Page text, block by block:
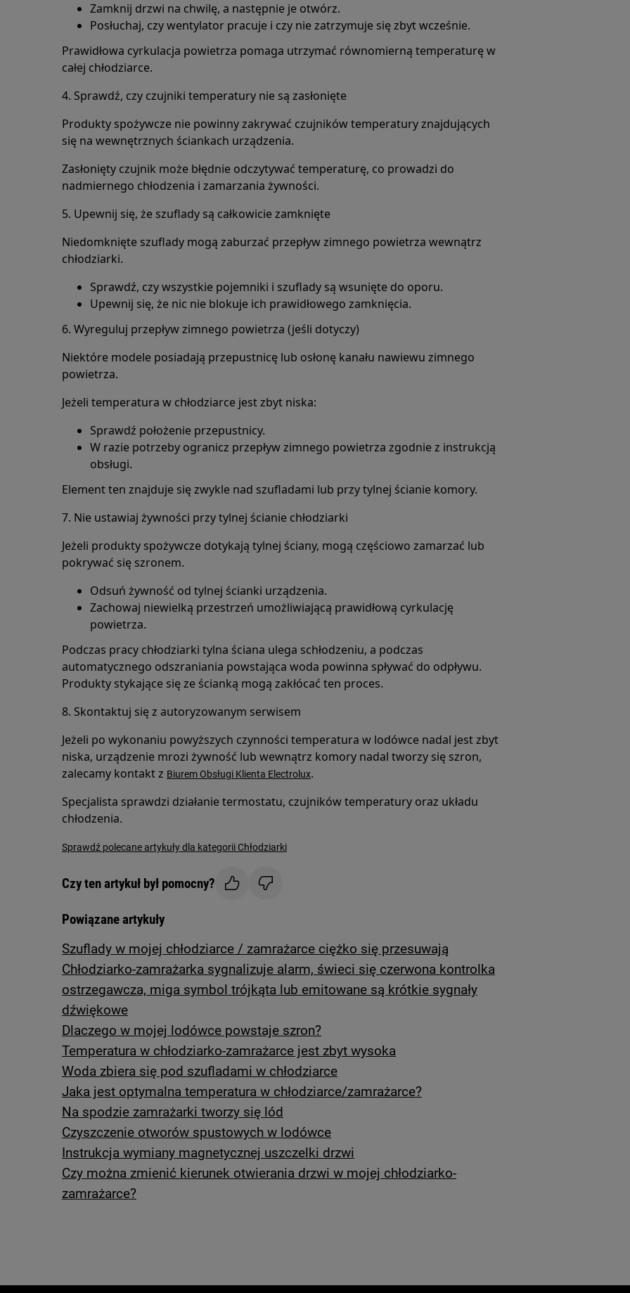
Zamknij drzwi na chwilę, a następnie je otwórz.
Posłuchaj, czy wentylator pracuje i czy nie zatrzymuje się zbyt wcześnie.
Prawidłowa cyrkulacja powietrza pomaga utrzymać równomierną temperaturę w
całej chłodziarce.
4. Sprawdź, czy czujniki temperatury nie są zasłonięte
Produkty spożywcze nie powinny zakrywać czujników temperatury znajdujących
się na wewnętrznych ściankach urządzenia.
Zasłonięty czujnik może błędnie odczytywać temperaturę, co prowadzi do
nadmiernego chłodzenia i zamarzania żywności.
5. Upewnij się, że szuflady są całkowicie zamknięte
Niedomknięte szuflady mogą zaburzać przepływ zimnego powietrza wewnątrz
chłodziarki.
Sprawdź, czy wszystkie pojemniki i szuflady są wsunięte do oporu.
Upewnij się, że nic nie blokuje ich prawidłowego zamknięcia.
6. Wyreguluj przepływ zimnego powietrza (jeśli dotyczy)
Niektóre modele posiadają przepustnicę lub osłonę kanału nawiewu zimnego
powietrza.
Jeżeli temperatura w chłodziarce jest zbyt niska:
Sprawdź położenie przepustnicy.
W razie potrzeby ogranicz przepływ zimnego powietrza zgodnie z instrukcją
obsługi.
Element ten znajduje się zwykle nad szufladami lub przy tylnej ścianie komory.
7. Nie ustawiaj żywności przy tylnej ścianie chłodziarki
Jeżeli produkty spożywcze dotykają tylnej ściany, mogą częściowo zamarzać lub
pokrywać się szronem.
Odsuń żywność od tylnej ścianki urządzenia.
Zachowaj niewielką przestrzeń umożliwiającą prawidłową cyrkulację
powietrza.
Podczas pracy chłodziarki tylna ściana ulega schłodzeniu, a podczas
automatycznego odszraniania powstająca woda powinna spływać do odpływu.
Produkty stykające się ze ścianką mogą zakłócać ten proces.
8. Skontaktuj się z autoryzowanym serwisem
Jeżeli po wykonaniu powyższych czynności temperatura w lodówce nadal jest zbyt
niska, urządzenie mrozi żywność lub wewnątrz komory nadal tworzy się szron,
zalecamy kontakt z Biurem Obsługi Klienta Electrolux.
Specjalista sprawdzi działanie termostatu, czujników temperatury oraz układu
chłodzenia.
Sprawdź polecane artykuły dla kategorii Chłodziarki
Czy ten artykuł był pomocny?
Powiązane artykuły
Szuflady w mojej chłodziarce / zamrażarce ciężko się przesuwają
Chłodziarko-zamrażarka sygnalizuje alarm, świeci się czerwona kontrolka
ostrzegawcza, miga symbol trójkąta lub emitowane są krótkie sygnały
dźwiękowe
Dlaczego w mojej lodówce powstaje szron?
Temperatura w chłodziarko-zamrażarce jest zbyt wysoka
Woda zbiera się pod szufladami w chłodziarce
Jaka jest optymalna temperatura w chłodziarce/zamrażarce?
Na spodzie zamrażarki tworzy się lód
Czyszczenie otworów spustowych w lodówce
Instrukcja wymiany magnetycznej uszczelki drzwi
Czy można zmienić kierunek otwierania drzwi w mojej chłodziarko-
zamrażarce?